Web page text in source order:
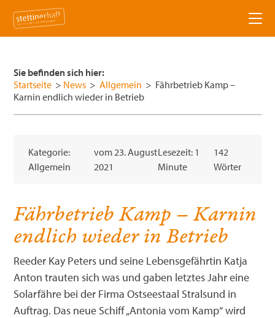
Aktivitäten
Badespaß am Haff
Haff, Dünen und mehr
Künstler & Kultur
Naturpark entdecken
Buchbare Freizeitaktivitäten
Campen am Stettiner Haff
Städte & Dörfer
Altwarp
Eggesin
Pasewalk
Mönkebude
Riether Winkel
Veranstaltungen
Verein
Über uns
Vorstand
Messen
Service
Tourist-Informationen
Infobroschüren
Freizeitaktivitäten
Ueckermünde
Sie befinden sich hier:
Startseite > News >Allgemein > Fährbetrieb Kamp –
Karnin endlich wieder in Betrieb
Kategorie:
Allgemein
vom 23. August
2021
Lesezeit: 1
Minute
142
Wörter
Fährbetrieb Kamp – Karnin
endlich wieder in Betrieb
Reeder Kay Peters und seine Lebensgefährtin Katja
Anton trauten sich was und gaben letztes Jahr eine
Solarfähre bei der Firma Ostseestaal Stralsund in
Auftrag. Das neue Schiff „Antonia vom Kamp“ wird